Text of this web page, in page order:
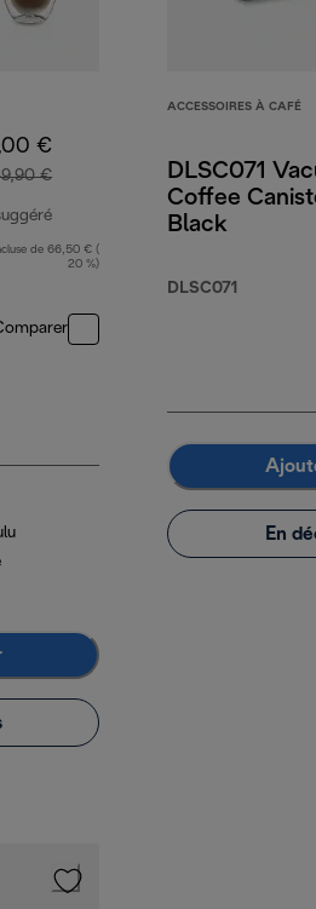
€
€
prix original 449,90 €
de 66,50 € (
20 %)
ACCESSOIRES À CAFÉ
DLSC071
Coffee
Black
DLSC071
En